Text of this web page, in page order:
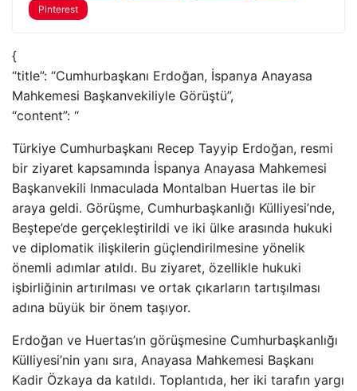
Pinterest
{
“title”: “Cumhurbaşkanı Erdoğan, İspanya Anayasa
Mahkemesi Başkanvekiliyle Görüştü”,
“content”: “
Türkiye Cumhurbaşkanı Recep Tayyip Erdoğan, resmi
bir ziyaret kapsamında İspanya Anayasa Mahkemesi
Başkanvekili Inmaculada Montalban Huertas ile bir
araya geldi. Görüşme, Cumhurbaşkanlığı Külliyesi’nde,
Beştepe’de gerçekleştirildi ve iki ülke arasında hukuki
ve diplomatik ilişkilerin güçlendirilmesine yönelik
önemli adımlar atıldı. Bu ziyaret, özellikle hukuki
işbirliğinin artırılması ve ortak çıkarların tartışılması
adına büyük bir önem taşıyor.
Erdoğan ve Huertas’ın görüşmesine Cumhurbaşkanlığı
Külliyesi’nin yanı sıra, Anayasa Mahkemesi Başkanı
Kadir Özkaya da katıldı. Toplantıda, her iki tarafın yargı